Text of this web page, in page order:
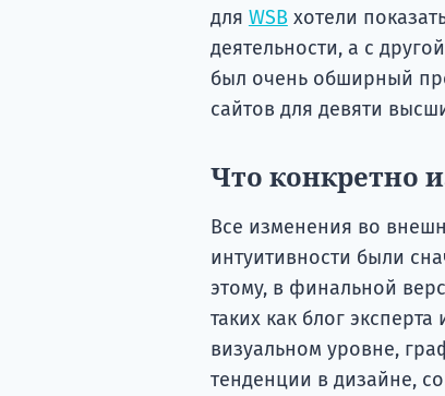
для WSBхотели
деятельности, а с
был очень обширный
сайтов для девяти
Что конкретно
Все изменения во
интуитивности были
этому, в финальной
таких как блог
визуальном уровне,
тенденции в дизайне,